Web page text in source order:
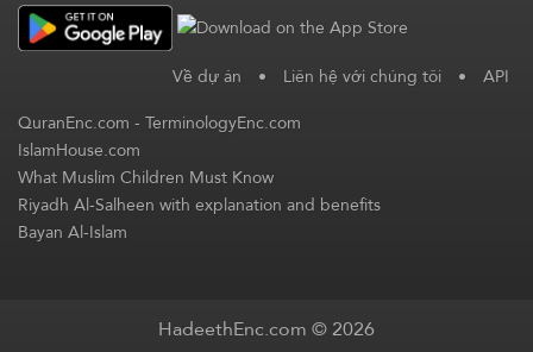
Về dự án • Liên hệ với chúng tôi • API
QuranEnc.com-TerminologyEnc.com
IslamHouse.com
What Muslim Children Must Know
Riyadh Al-Salheen with explanation and benefits
Bayan Al-Islam
HadeethEnc.com © 2026